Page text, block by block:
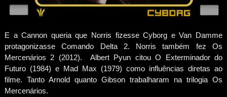
E a Cannon queria que Norris fizesse Cyborg e Van Damme
protagonizasse Comando Delta 2. Norris também fez Os
Mercenários 2 (2012). Albert Pyun citou O Exterminador do
Futuro (1984) e Mad Max (1979) como influências diretas ao
filme. Tanto Arnold quanto Gibson trabalharam na trilogia Os
Mercenários.